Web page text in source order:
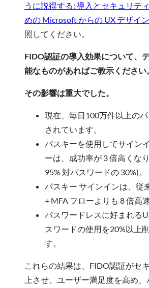
うに説得する: 導入とセキュリテ
めの Microsoft からの UX デザイ
照してください。
FIDO認証の導入効果について、
能なものがあればご教示ください
その影響は重大でした。
現在、毎日100万件以上の
されています。
パスキーを使用してサイン
ーは、成功率が 3 倍高くな
95% 対パスワードの 30%)。
パスキー サインインは、従
+ MFA フローよりも 8 倍高
パスワードレスに好まれる
スワードの使用を20%以上
す。
これらの結果は、FIDO認証がセ
上させ、ユーザー満足度を高め